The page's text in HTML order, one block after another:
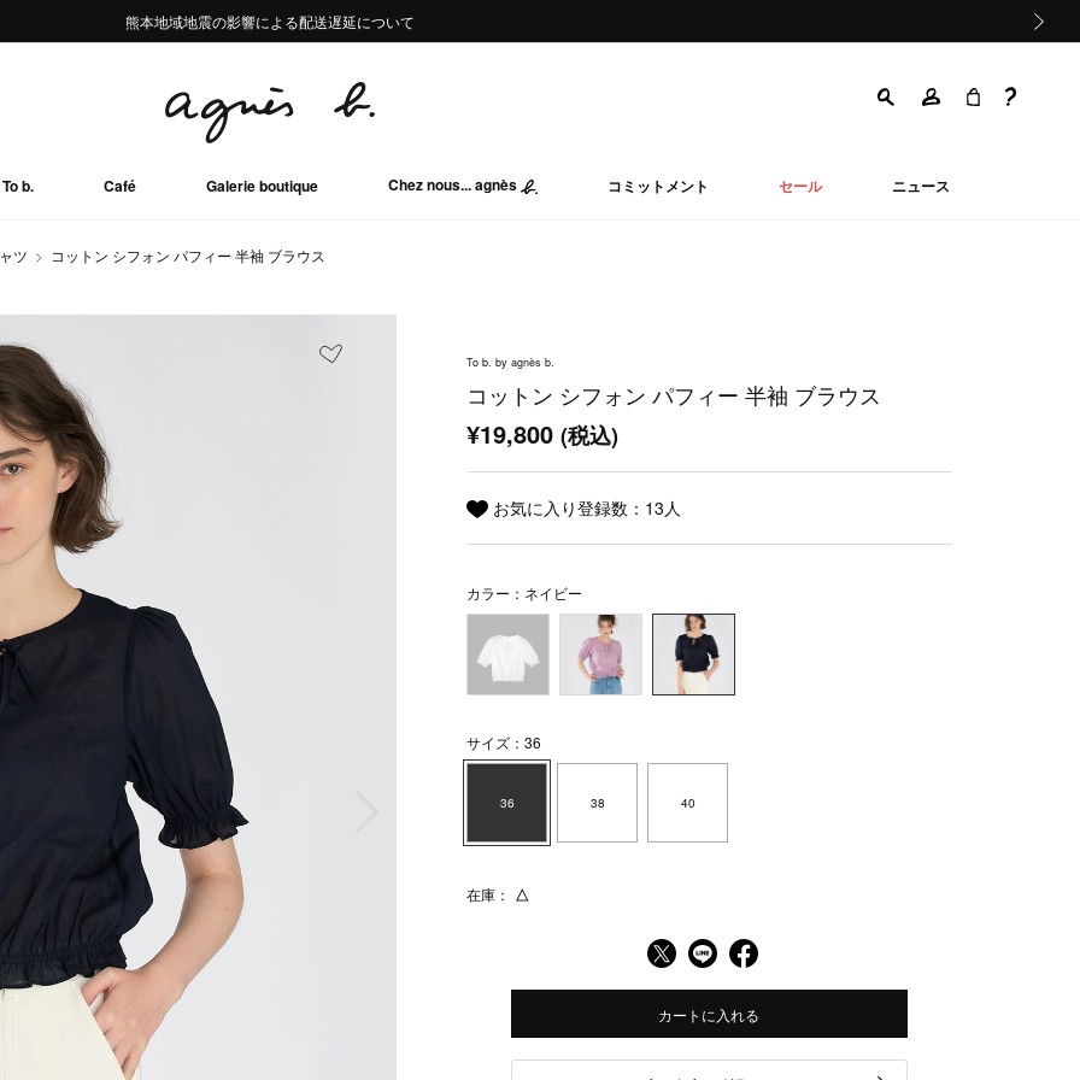
熊本地域地震の影響による配送遅延について
Summer Sale 2buy10%OFF!!
台風13号の影響による配送遅延について
熊本地域地震の影響による配送遅延について
Summer Sale 2buy10%OFF!!
To b. Café Galerie boutique Chez nous... agnès コミットメント セール ニュース
ツ コットン シフォン パフィー 半袖 ブラウス
To b. by agnès b.
コットン シフォン パフィー 半袖 ブラウス
¥19,800(税込)
お気に入り登録数： 13人
カラー：ネイビー
サイズ：36
36 38 40
在庫： △
カートに入れる